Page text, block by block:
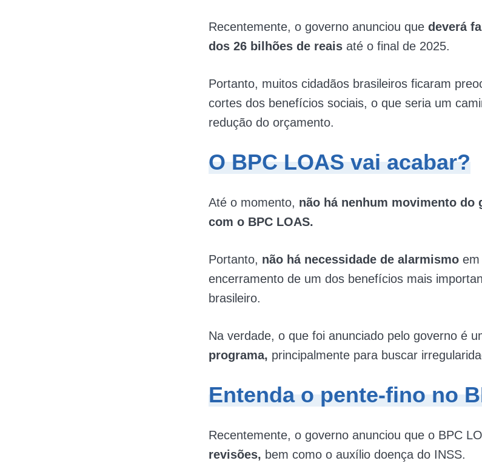
Recentemente, o governo anunciou que deverá
dos 26 bilhões de reais até o final de 2025.
Portanto, muitos cidadãos brasileiros ficaram
cortes dos benefícios sociais, o que seria um
redução do orçamento.
O BPC LOAS vai acabar?
Até o momento, não há nenhum movimento do
com o BPC LOAS.
Portanto, não há necessidade de alarmismo em
encerramento de um dos benefícios mais
brasileiro.
Na verdade, o que foi anunciado pelo governo é
programa, principalmente para buscar
Entenda o pente-fino no
Recentemente, o governo anunciou que o BPC
revisões, bem como o auxílio doença do INSS.